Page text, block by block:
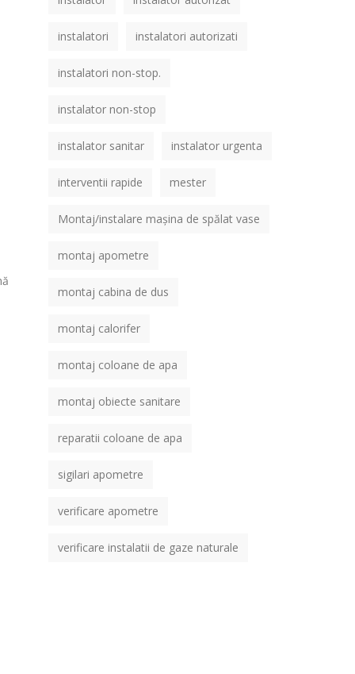
instalatori instalatori autorizati
instalatori non-stop.
instalator non-stop
instalator sanitar instalator urgenta
interventii rapide mester
Montaj/instalare mașina de spălat vase
montaj apometre
montaj cabina de dus
montaj calorifer
montaj coloane de apa
montaj obiecte sanitare
reparatii coloane de apa
sigilari apometre
verificare apometre
verificare instalatii de gaze naturale